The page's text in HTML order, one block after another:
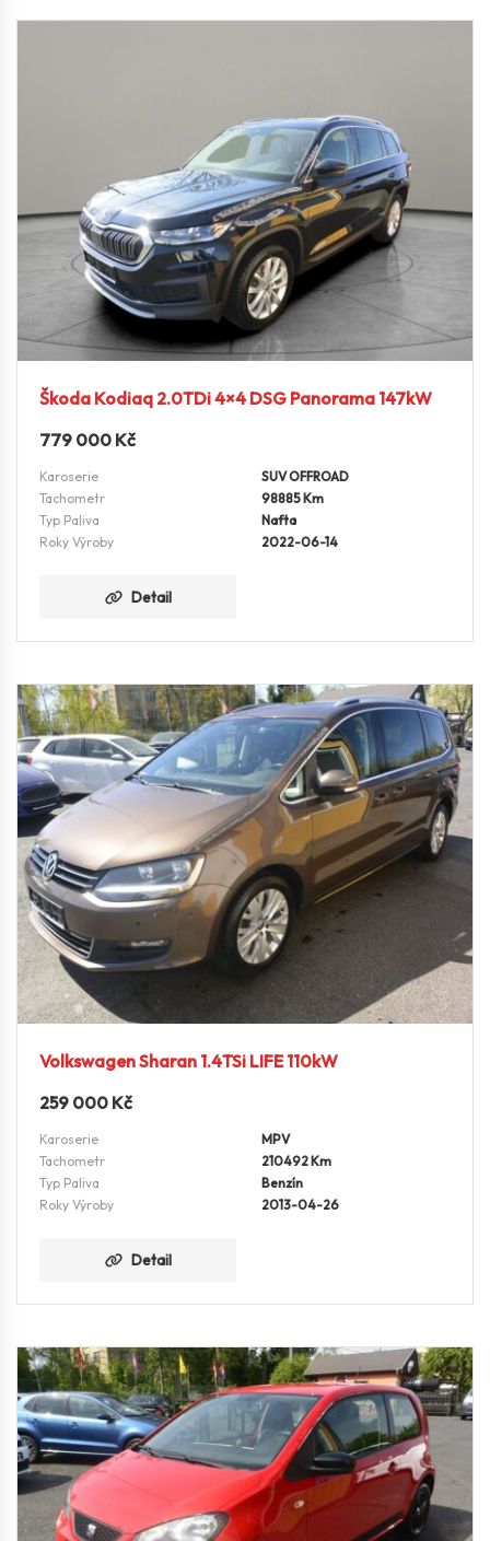
Škoda Kodiaq 2.0TDi 4×4 DSG Panorama 147kW
779 000 Kč
Karoserie
SUV OFFROAD
Tachometr
98885 Km
Typ Paliva
Nafta
Roky Výroby
2022-06-14
Detail
Volkswagen Sharan 1.4TSi LIFE 110kW
259 000 Kč
Karoserie
MPV
Tachometr
210492 Km
Typ Paliva
Benzín
Roky Výroby
2013-04-26
Detail